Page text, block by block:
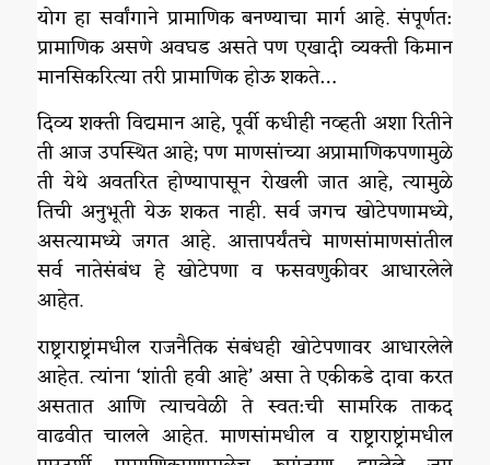
योग हा सर्वांगाने प्रामाणिक बनण्याचा मार्ग आहे. संपूर्णत:
प्रामाणिक असणे अवघड असते पण एखादी व्यक्ती किमान
मानसिकरित्या तरी प्रामाणिक होऊ शकते…
दिव्य शक्ती विद्यमान आहे, पूर्वी कधीही नव्हती अशा रितीने
ती आज उपस्थित आहे; पण माणसांच्या अप्रामाणिकपणामुळे
ती येथे अवतरित होण्यापासून रोखली जात आहे, त्यामुळे
तिची अनुभूती येऊ शकत नाही. सर्व जगच खोटेपणामध्ये,
असत्यामध्ये जगत आहे. आत्तापर्यंतचे माणसांमाणसांतील
सर्व नातेसंबंध हे खोटेपणा व फसवणुकीवर आधारलेले
आहेत.
राष्ट्राराष्ट्रांमधील राजनैतिक संबंधही खोटेपणावर आधारलेले
आहेत. त्यांना ‘शांती हवी आहे’ असा ते एकीकडे दावा करत
असतात आणि त्याचवेळी ते स्वत:ची सामरिक ताकद
वाढवीत चालले आहेत. माणसांमधील व राष्ट्राराष्ट्रांमधील